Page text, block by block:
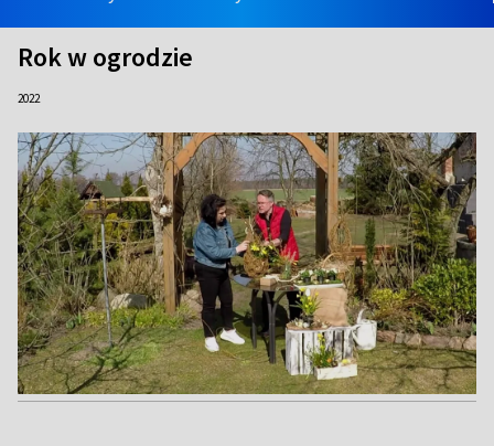
Rok w ogrodzie
2022